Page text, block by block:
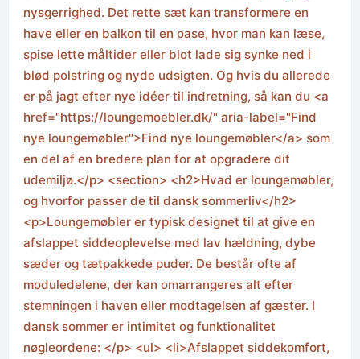
nysgerrighed. Det rette sæt kan transformere en
have eller en balkon til en oase, hvor man kan læse,
spise lette måltider eller blot lade sig synke ned i
blød polstring og nyde udsigten. Og hvis du allerede
er på jagt efter nye idéer til indretning, så kan du <a
href="https://loungemoebler.dk/" aria-label="Find
nye loungemøbler">Find nye loungemøbler</a> som
en del af en bredere plan for at opgradere dit
udemiljø.</p> <section> <h2>Hvad er loungemøbler,
og hvorfor passer de til dansk sommerliv</h2>
<p>Loungemøbler er typisk designet til at give en
afslappet siddeoplevelse med lav hældning, dybe
sæder og tætpakkede puder. De består ofte af
moduledelene, der kan omarrangeres alt efter
stemningen i haven eller modtagelsen af gæster. I
dansk sommer er intimitet og funktionalitet
nøgleordene: </p> <ul> <li>Afslappet siddekomfort,